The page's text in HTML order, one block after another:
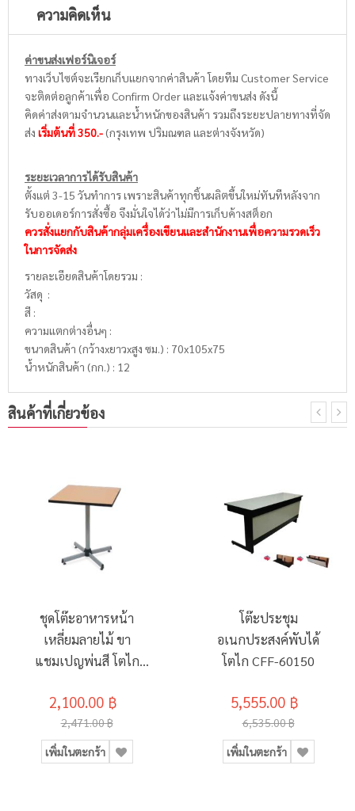
ความคิดเห็น
ค่าขนส่งเฟอร์นิเจอร์
ทางเว็บไซต์จะเรียกเก็บแยกจากค่าสินค้า โดยทีม Customer Service
จะติดต่อลูกค้าเพื่อ Confirm Order และแจ้งค่าขนส่ง ดังนี้
คิดค่าส่งตามจำนวนและน้ำหนักของสินค้า รวมถึงระยะปลายทางที่จัด
ส่ง เริ่มต้นที่ 350.-(กรุงเทพ ปริมณฑล และต่างจังหวัด)
ระยะเวลาการได้รับสินค้า
ตั้งแต่ 3-15 วันทำการ เพราะสินค้าทุกชิ้นผลิตขึ้นใหม่ทันทีหลังจาก
รับออเดอร์การสั่งซื้อ จึงมั่นใจได้ว่าไม่มีการเก็บค้างสต็อก
ควรสั่งแยกกับสินค้ากลุ่มเครื่องเขียนและสำนักงานเพื่อความรวดเร็ว
ในการจัดส่ง
รายละเอียดสินค้าโดยรวม :
วัสดุ :
สี :
ความแตกต่างอื่นๆ :
ขนาดสินค้า (กว้างxยาวxสูง ซม.) : 70x105x75
น้ำหนักสินค้า (กก.) : 12
สินค้าที่เกี่ยวข้อง
ชุดโต๊ะอาหารหน้า
เหลี่ยมลายไม้ ขา
แชมเปญพ่นสี โตไก
2,100.00 ฿
2,471.00 ฿
เพิ่มในตะกร้า
โต๊ะประชุม
อเนกประสงค์พับได้
โตไก CFF-60150
5,555.00 ฿
6,535.00 ฿
เพิ่มในตะกร้า